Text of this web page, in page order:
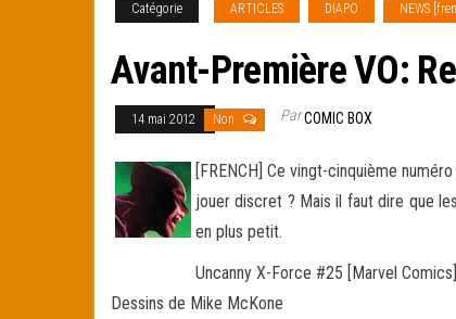
Catégorie ARTICLES DIAPO NEWS
Avant-Première VO:
14 mai 2012 Non ParCOMIC BOX
[FRENCH] Ce vingt-cinquième
jouer discret ? Mais il faut dire que
en plus petit.
Uncanny X-Force #25 [Marvel
Dessins de Mike McKone